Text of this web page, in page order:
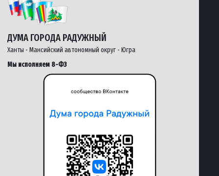
ДУМА ГОРОДА РАДУЖНЫЙ
Ханты - Мансийский автономный округ - Югра
Мы исполняем 8-ФЗ